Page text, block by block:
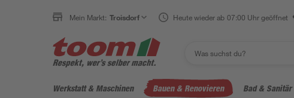
Mein Markt: Troisdorf Heute wieder ab 07:00 Uhr geöffnet
Werkstatt & Maschinen Bauen & Renovieren Bad & Sanitär